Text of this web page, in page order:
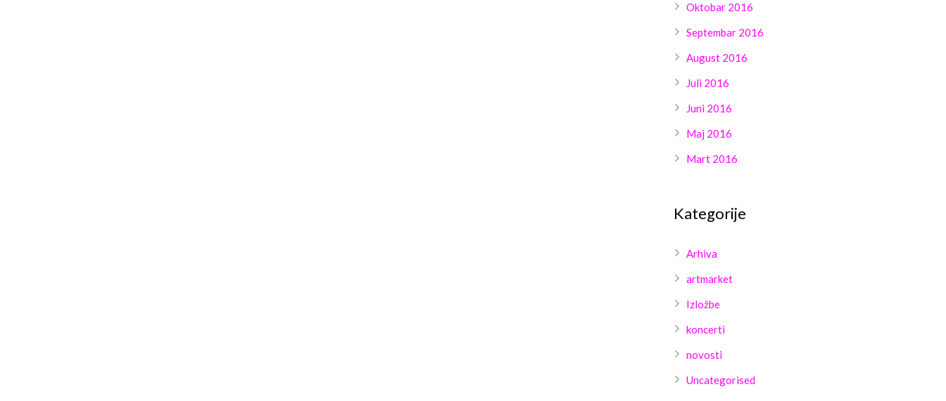
Oktobar 2016
Septembar 2016
August 2016
Juli 2016
Juni 2016
Maj 2016
Mart 2016
Kategorije
Arhiva
artmarket
Izložbe
koncerti
novosti
Uncategorised